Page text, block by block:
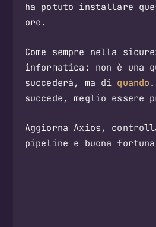
ha potuto installare
ore.
Come sempre nella
informatica: non è una
succederà, ma di quando
succede, meglio essere
Aggiorna Axios,
pipeline e buona